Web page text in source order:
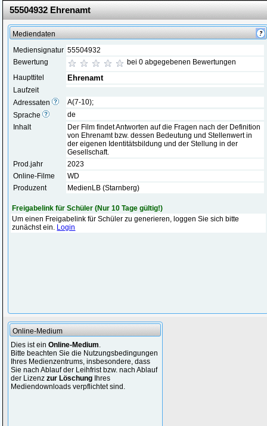
55504932 Ehrenamt
Mediendaten
Mediensignatur 55504932
Bewertung
bei 0 abgegebenen Bewertungen
Haupttitel
Ehrenamt
Laufzeit
Adressaten
A(7-10);
Sprache
de
Inhalt
Der Film findet Antworten auf die Fragen nach der Definition
von Ehrenamt bzw. dessen Bedeutung und Stellenwert in
der eigenen Identitätsbildung und der Stellung in der
Gesellschaft.
Prod.jahr
2023
Online-Filme
WD
Produzent
MedienLB (Starnberg)
Freigabelink für Schüler (Nur 10 Tage gültig!)
Um einen Freigabelink für Schüler zu generieren, loggen Sie sich bitte
zunächst ein. Login
Online-Medium
Dies ist einOnline-Medium.
Bitte beachten Sie die Nutzungsbedingungen
Ihres Medienzentrums, insbesondere, dass
Sie nach Ablauf der Leihfrist bzw. nach Ablauf
der Lizenzzur Löschung Ihres
Mediendownloads verpflichtet sind.